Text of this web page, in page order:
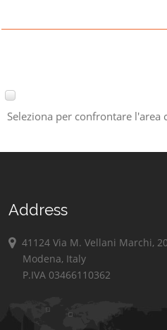
Seleziona per confrontare l'area
Address
41124 Via M. Vellani Marchi, 20
Modena, Italy
P.IVA 03466110362